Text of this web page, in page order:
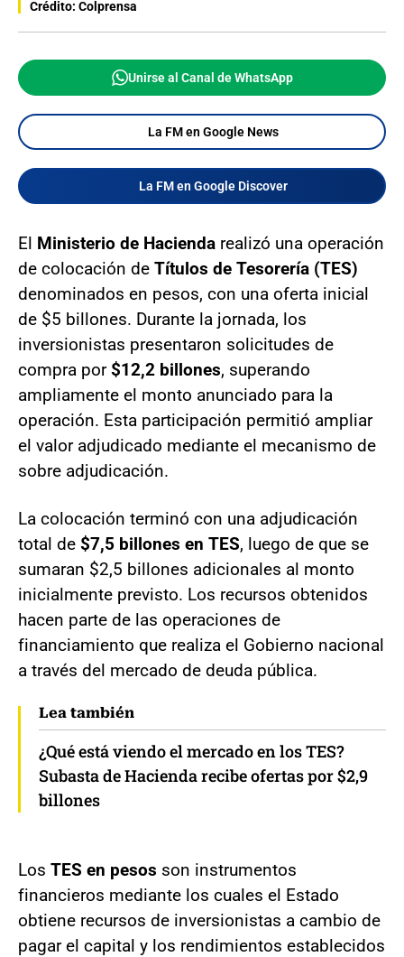
Crédito: Colprensa
Unirse al Canal de WhatsApp
La FM en Google News
La FM en Google Discover
El Ministerio de Hacienda realizó una operación
de colocación de Títulos de Tesorería (TES)
denominados en pesos, con una oferta inicial
de $5 billones. Durante la jornada, los
inversionistas presentaron solicitudes de
compra por$12,2 billones, superando
ampliamente el monto anunciado para la
operación. Esta participación permitió ampliar
el valor adjudicado mediante el mecanismo de
sobre adjudicación.
La colocación terminó con una adjudicación
total de $7,5 billones en TES, luego de que se
sumaran $2,5 billones adicionales al monto
inicialmente previsto. Los recursos obtenidos
hacen parte de las operaciones de
financiamiento que realiza el Gobierno nacional
a través del mercado de deuda pública.
Lea también
¿Qué está viendo el mercado en los TES?
Subasta de Hacienda recibe ofertas por $2,9
billones
Los TES en pesos son instrumentos
financieros mediante los cuales el Estado
obtiene recursos de inversionistas a cambio de
pagar el capital y los rendimientos establecidos